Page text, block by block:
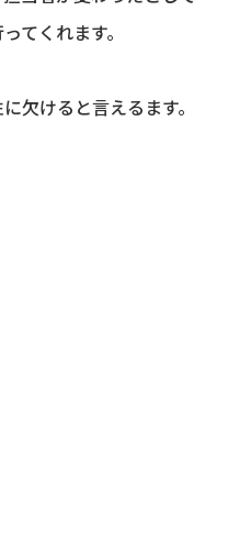
てくれます。
欠けると言えるます。